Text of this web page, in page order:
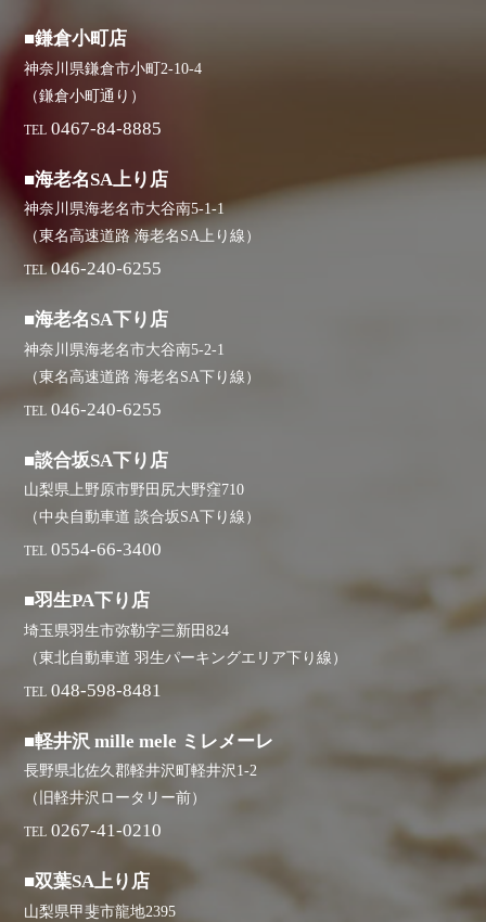
■鎌倉小町店
神奈川県鎌倉市小町2-10-4
（鎌倉小町通り）
TEL 0467-84-8885
■海老名SA上り店
神奈川県海老名市大谷南5-1-1
（東名高速道路 海老名SA上り線）
TEL 046-240-6255
■海老名SA下り店
神奈川県海老名市大谷南5-2-1
（東名高速道路 海老名SA下り線）
TEL 046-240-6255
■談合坂SA下り店
山梨県上野原市野田尻大野窪710
（中央自動車道 談合坂SA下り線）
TEL 0554-66-3400
■羽生PA下り店
埼玉県羽生市弥勒字三新田824
（東北自動車道 羽生パーキングエリア下り線）
TEL 048-598-8481
■軽井沢 mille mele ミレメーレ
長野県北佐久郡軽井沢町軽井沢1-2
（旧軽井沢ロータリー前）
TEL 0267-41-0210
■双葉SA上り店
山梨県甲斐市龍地2395